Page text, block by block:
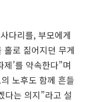
다리를, 부모에게
홀로 짊어지던 무게
’를 약속한다”며
노후도 함께 흔들
다는 의지”라고 설